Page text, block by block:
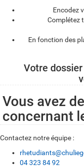
n
t
ç
a
Encodez
Complétez
En fonction des
Votre
Vous avez
concernant
Contactez notre équipe :
04 323 84 92